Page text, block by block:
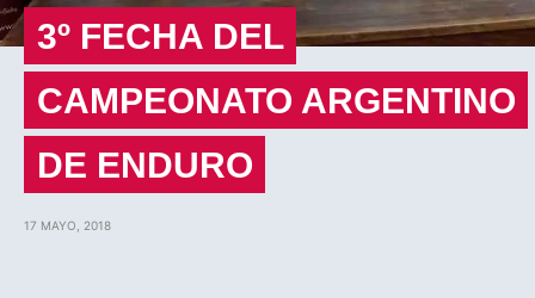
3º FECHA DEL
CAMPEONATO ARGENTINO
DE ENDURO
17 MAYO, 2018